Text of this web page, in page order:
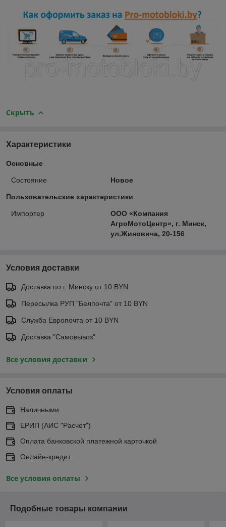
Скрыть
Характеристики
Основные
Состояние Новое
Пользовательские характеристики
Импортер
ООО «Компания
АгроМотоЦентр», г. Минск,
ул.Жиновича, 20-156
Условия доставки
Доставка по г. Минску от 10 BYN
Пересылка РУП "Белпочта" от 10 BYN
Служба Европочта от 10 BYN
Доставка "Самовывоз"
Все условия доставки
Условия оплаты
Наличными
ЕРИП (АИС "Расчет")
Оплата банковской платежной карточкой
Онлайн-кредит
Все условия оплаты
Подобные товары компании